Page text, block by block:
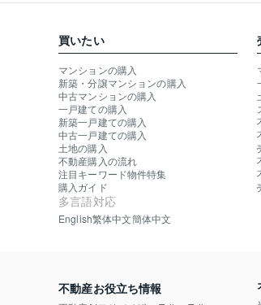
買いたい
マンションの購入
新築・分譲マンションの購入
中古マンションの購入
一戸建ての購入
新築一戸建ての購入
中古一戸建ての購入
土地の購入
不動産購入の流れ
注目キーワード物件特集
購入ガイド
多言語対応
English繁体中文簡体中文
不動産お役立ち情報